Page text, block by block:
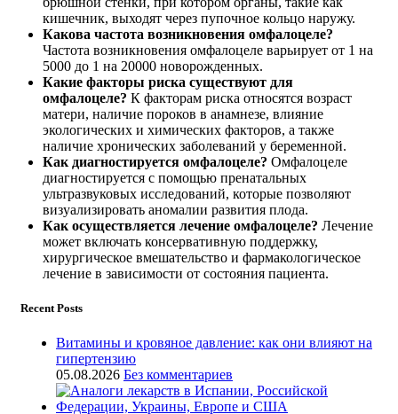
кишечник, выходят через пупочное кольцо наружу.
Какова частота возникновения омфалоцеле?
Частота возникновения омфалоцеле варьирует от 1 на
5000 до 1 на 20000 новорожденных.
Какие факторы риска существуют для
омфалоцеле? К факторам риска относятся возраст
матери, наличие пороков в анамнезе, влияние
экологических и химических факторов, а также
наличие хронических заболеваний у беременной.
Как диагностируется омфалоцеле? Омфалоцеле
диагностируется с помощью пренатальных
ультразвуковых исследований, которые позволяют
визуализировать аномалии развития плода.
Как осуществляется лечение омфалоцеле? Лечение
может включать консервативную поддержку,
хирургическое вмешательство и фармакологическое
лечение в зависимости от состояния пациента.
Recent Posts
Витамины и кровяное давление: как они влияют на
гипертензию
05.08.2026 Без комментариев